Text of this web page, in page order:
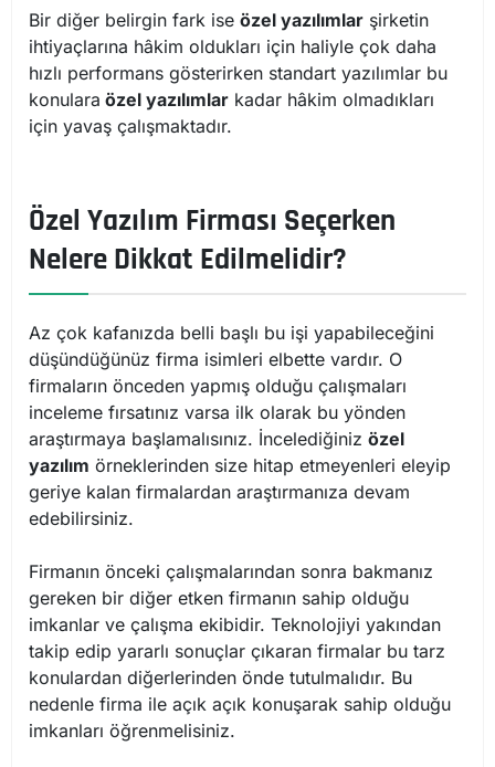
Bir diğer belirgin fark ise özel yazılımlar şirketin
ihtiyaçlarına hâkim oldukları için haliyle çok daha
hızlı performans gösterirken standart yazılımlar bu
konulara özel yazılımlar kadar hâkim olmadıkları
için yavaş çalışmaktadır.
Özel Yazılım Firması Seçerken
Nelere Dikkat Edilmelidir?
Az çok kafanızda belli başlı bu işi yapabileceğini
düşündüğünüz firma isimleri elbette vardır. O
firmaların önceden yapmış olduğu çalışmaları
inceleme fırsatınız varsa ilk olarak bu yönden
araştırmaya başlamalısınız. İncelediğiniz özel
yazılım örneklerinden size hitap etmeyenleri eleyip
geriye kalan firmalardan araştırmanıza devam
edebilirsiniz.
Firmanın önceki çalışmalarından sonra bakmanız
gereken bir diğer etken firmanın sahip olduğu
imkanlar ve çalışma ekibidir. Teknolojiyi yakından
takip edip yararlı sonuçlar çıkaran firmalar bu tarz
konulardan diğerlerinden önde tutulmalıdır. Bu
nedenle firma ile açık açık konuşarak sahip olduğu
imkanları öğrenmelisiniz.